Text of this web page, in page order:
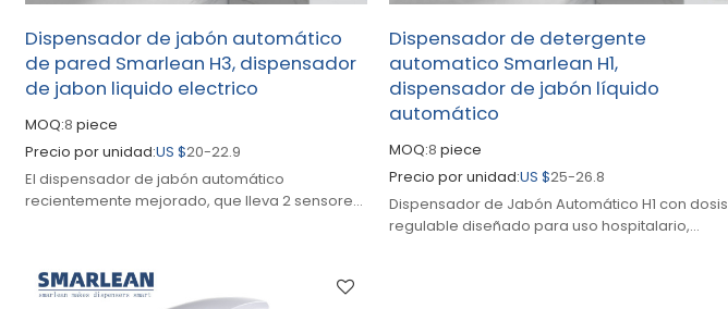
Dispensador de jabón automático
de pared Smarlean H3, dispensador
de jabon liquido electrico
MOQ:8 piece
Precio por unidad:US $20-22.9
El dispensador de jabón automático
recientemente mejorado, que lleva 2 sensores
Dispensador de detergente
automatico Smarlean H1,
dispensador de jabón líquido
automático
MOQ:8 piece
Precio por unidad:US $25-26.8
Dispensador de Jabón Automático H1 con dosis
regulable diseñado para uso hospitalario,